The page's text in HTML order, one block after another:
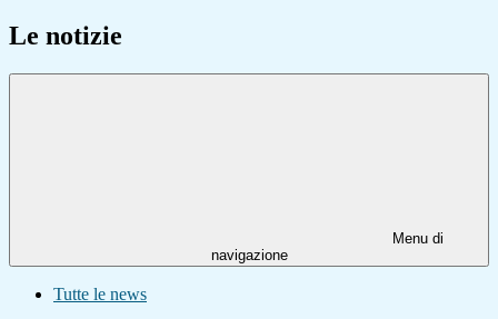
Le notizie
Menu di
navigazione
Tutte le news